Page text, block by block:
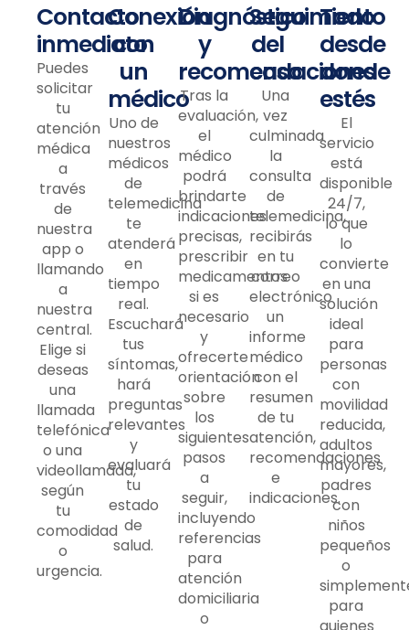
Contacto
inmediato
Puedes
solicitar
tu
atención
médica
a
través
de
nuestra
app o
llamando
a
nuestra
central.
Elige si
deseas
una
llamada
telefónica
o una
videollamada,
según
tu
comodidad
o
urgencia.
Conexión
con
un
médico
Uno de
nuestros
médicos
de
telemedicina
te
atenderá
en
tiempo
real.
Escuchará
tus
síntomas,
hará
preguntas
relevantes
y
evaluará
tu
estado
de
salud.
Diagnóstico
y
recomendaciones
Tras la
evaluación,
el
médico
podrá
brindarte
indicaciones
precisas,
prescribir
medicamentos
si es
necesario
y
ofrecerte
orientación
sobre
los
siguientes
pasos
a
seguir,
incluyendo
referencias
para
atención
domiciliaria
o
Seguimiento
del
caso
Una
vez
culminada
la
consulta
de
telemedicina,
recibirás
en tu
correo
electrónico
un
informe
médico
con el
resumen
de tu
atención,
recomendaciones
e
indicaciones.
Todo
desde
donde
estés
El
servicio
está
disponible
24/7,
lo que
lo
convierte
en una
solución
ideal
para
personas
con
movilidad
reducida,
adultos
mayores,
padres
con
niños
pequeños
o
para